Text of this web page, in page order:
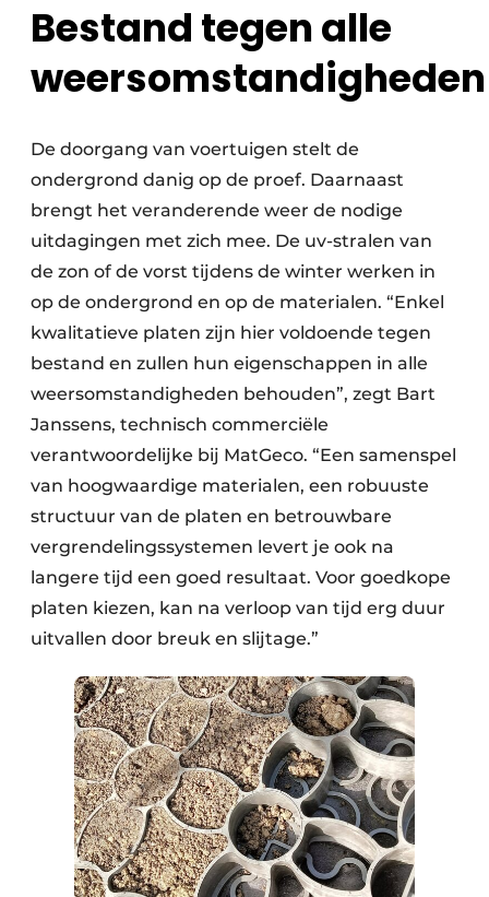
Bestand tegen alle
weersomstandigheden
De doorgang van voertuigen stelt de
ondergrond danig op de proef. Daarnaast
brengt het veranderende weer de nodige
uitdagingen met zich mee. De uv-stralen van
de zon of de vorst tijdens de winter werken in
op de ondergrond en op de materialen. “Enkel
kwalitatieve platen zijn hier voldoende tegen
bestand en zullen hun eigenschappen in alle
weersomstandigheden behouden”, zegt Bart
Janssens, technisch commerciële
verantwoordelijke bij MatGeco. “Een samenspel
van hoogwaardige materialen, een robuuste
structuur van de platen en betrouwbare
vergrendelingssystemen levert je ook na
langere tijd een goed resultaat. Voor goedkope
platen kiezen, kan na verloop van tijd erg duur
uitvallen door breuk en slijtage.”